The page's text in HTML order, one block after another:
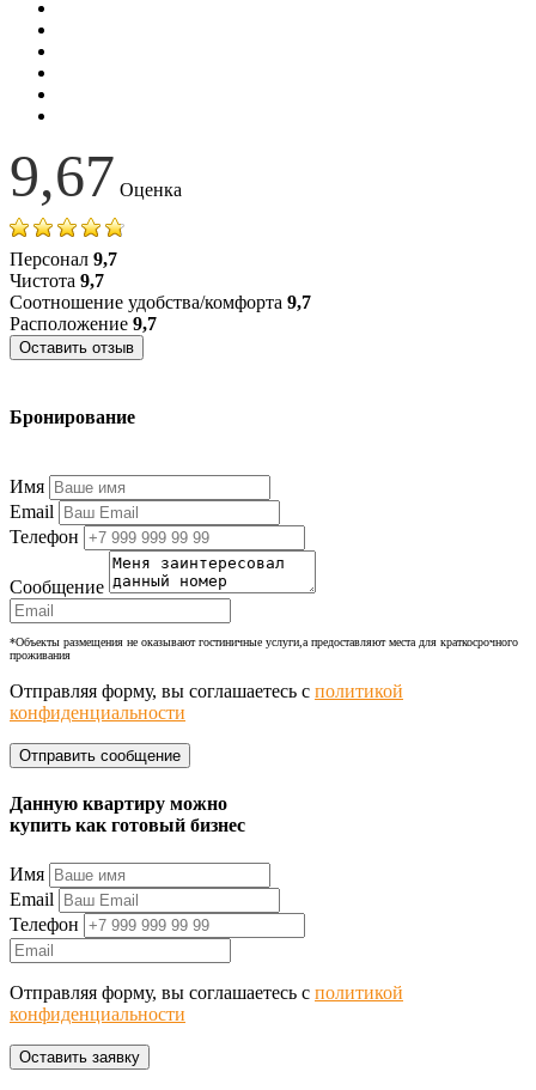
9,67 Оценка
Персонал 9,7
Чистота 9,7
Соотношение удобства/комфорта 9,7
Расположение 9,7
Оставить отзыв
Бронирование
Имя
Email
Телефон
Сообщение
*Объекты размещения не оказывают гостиничные услуги,а предоставляют места для краткосрочного
проживания
Отправляя форму, вы соглашаетесь с политикой
конфиденциальности
Данную квартиру можно
купить как готовый бизнес
Имя
Email
Телефон
Отправляя форму, вы соглашаетесь с политикой
конфиденциальности